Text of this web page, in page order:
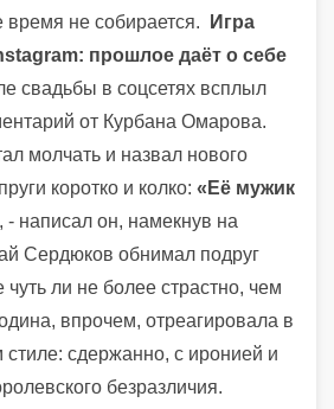
не собирается.
Игра
прошлое даёт о себе
свадьбы в соцсетях всплыл
от Курбана Омарова.
молчать и назвал нового
коротко и колко: «Её мужик
, - написал он, намекнув на
Сердюков обнимал подруг
чуть ли не более страстно, чем
впрочем, отреагировала в
сдержанно, с иронией и
безразличия.